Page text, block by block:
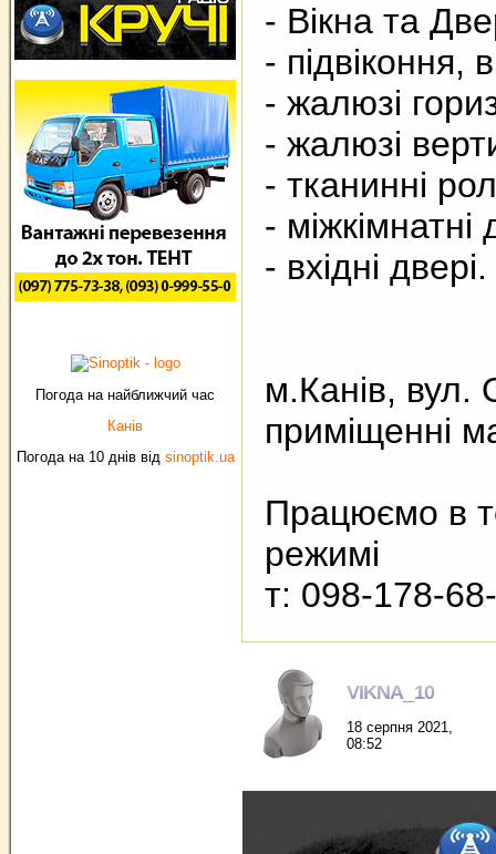
Погода на найближчий час
Канів
Погода на 10 днів від sinoptik.ua
- Вікна та
- підвіконня,
- жалюзі
- жалюзі
- тканинні
- міжкімнатні
- вхідні двері.
м.Канів, вул.
приміщенні
Працюємо в
режимі
т: 098-178-
VIKNA_10
18 серпня 2021,
08:52